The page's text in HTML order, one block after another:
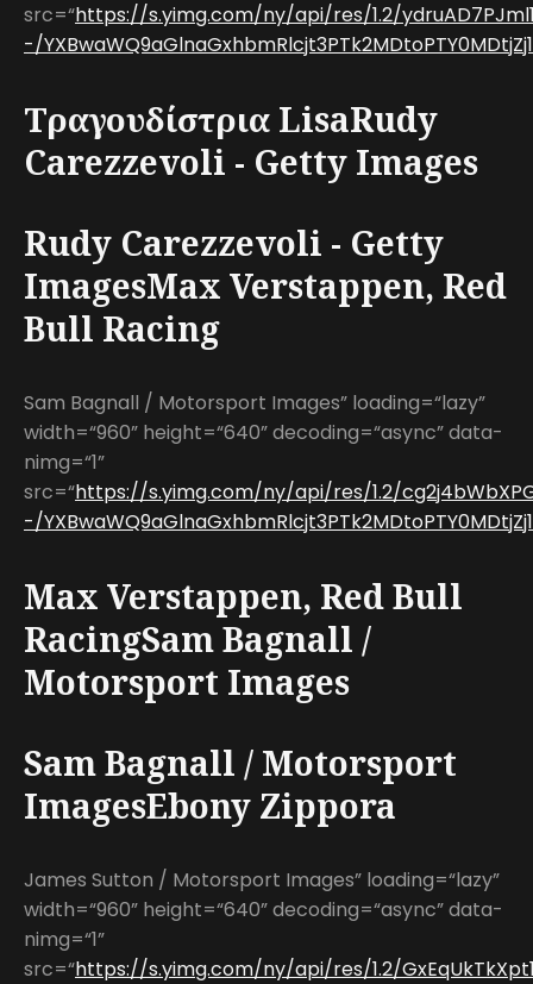
src=“https://s.yimg.com/ny/api/res/1.2/
-/
Τραγουδίστρια LisaRudy
Carezzevoli - Getty Images
Rudy Carezzevoli - Getty
ImagesMax Verstappen, Red
Bull Racing
Sam Bagnall / Motorsport Images” loading=“lazy”
width=“960” height=“640” decoding=“async” data-
nimg=“1”
src=“https://s.yimg.com/ny/api/res/1.2/
-/
Max Verstappen, Red Bull
RacingSam Bagnall /
Motorsport Images
Sam Bagnall / Motorsport
ImagesEbony Zippora
James Sutton / Motorsport Images” loading=“lazy”
width=“960” height=“640” decoding=“async” data-
nimg=“1”
src=“https://s.yimg.com/ny/api/res/1.2/